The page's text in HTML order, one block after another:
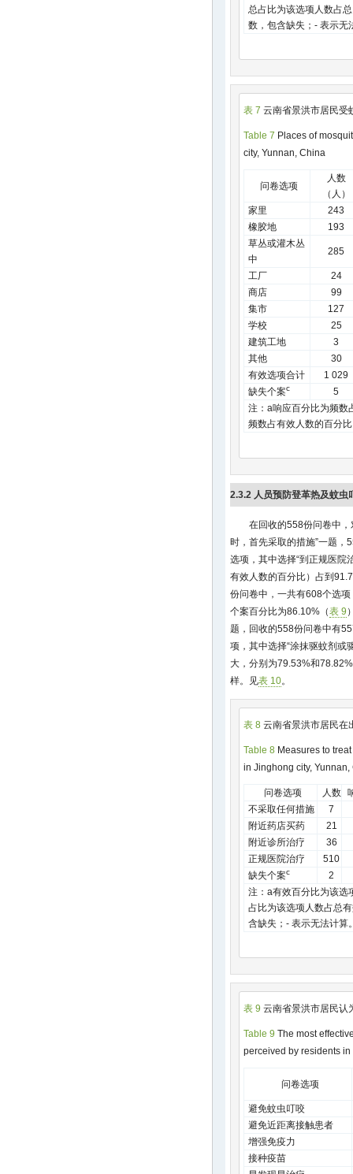
总占比为该选项人数占
数，包含缺失；- 表示无
表 7 云南省景洪市居民受
Table 7 Places of
city, Yunnan, China
问卷选项
人数
（人）
家里
243
橡胶地
193
草丛或灌木丛
中
285
工厂
24
商店
99
集市
127
学校
25
建筑工地
3
其他
30
有效选项合计
1 029
缺失个案c
5
注：a响应百分比为频数
频数占有效人数的百分
2.3.2 人员预防登革热及蚊虫
在回收的558份问卷中
时，首先采取的措施”一题，
选项，其中选择“到正规医院
有效人数的百分比）占到
份问卷中，一共有608个选
个案百分比为86.10%（表 9
题，回收的558份问卷中有
项，其中选择“涂抹驱蚊剂或
大，分别为79.53%和
样。见表 10。
表 8 云南省景洪市居民在
Table 8 Measures to
in Jinghong city, Yunnan,
问卷选项 人数
不采取任何措施
7
附近药店买药
21
附近诊所治疗
36
正规医院治疗
510
缺失个案c
2
注：a有效百分比为该选
占比为该选项人数占总
含缺失；- 表示无法计算
表 9 云南省景洪市居民认
Table 9 The most
perceived by residents
问卷选项
避免蚊虫叮咬
避免近距离接触患者
增强免疫力
接种疫苗